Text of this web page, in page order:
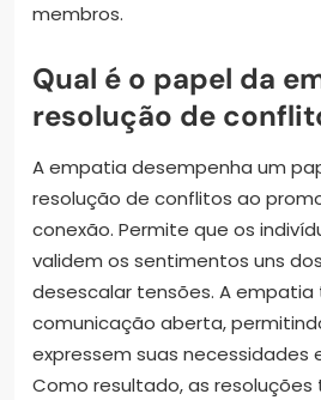
membros.
Qual é o papel da
resolução de
A empatia desempenha um
resolução de conflitos ao
conexão. Permite que os
validem os sentimentos uns
desescalar tensões. A
comunicação aberta,
expressem suas necessidades
Como resultado, as